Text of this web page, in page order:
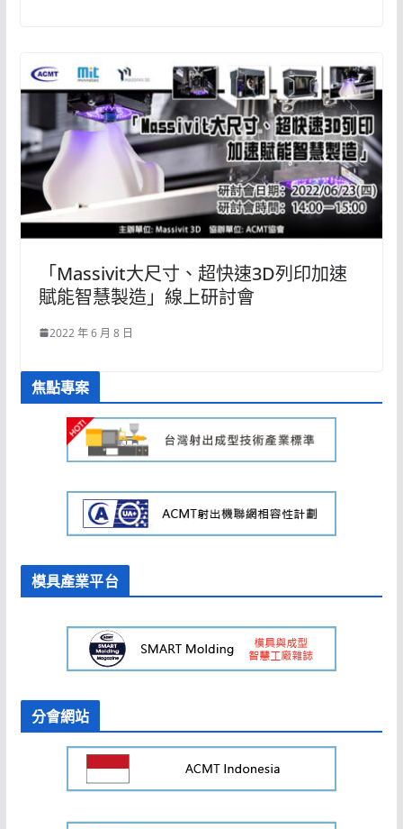
「Massivit大尺寸、超快速3D列印加速
賦能智慧製造」線上研討會
2022 年 6 月 8 日
焦點專案
模具產業平台
分會網站